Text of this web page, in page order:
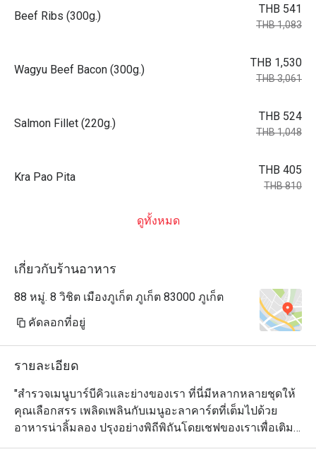
Beef Ribs (300g.)
THB 541
THB 1,083
Wagyu Beef Bacon (300g.)
THB 1,530
THB 3,061
Salmon Fillet (220g.)
THB 524
THB 1,048
Kra Pao Pita
THB 405
THB 810
ดูทั้งหมด
เกี่ยวกับร้านอาหาร
88 หมู่. 8 วิชิต เมืองภูเก็ต ภูเก็ต 83000 ภูเก็ต
คัดลอกที่อยู่
รายละเอียด
"สำรวจเมนูบาร์บีคิวและย่างของเรา ที่นี่มีหลากหลายชุดให้
คุณเลือกสรร เพลิดเพลินกับเมนูอะลาคาร์ตที่เต็มไปด้วย
อาหารน่าลิ้มลอง ปรุงอย่างพิถีพิถันโดยเชฟของเราเพื่อเติม
เต็มความสุขให้กับรสชาติของคุณ โรงแรมของเรารองรับ